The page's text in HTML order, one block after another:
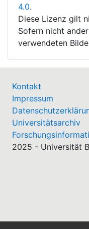
4.0.
Diese Lizenz gilt
Sofern nicht
verwendeten
Kontakt
Impressum
Universitätsarchiv
2025 - Universität